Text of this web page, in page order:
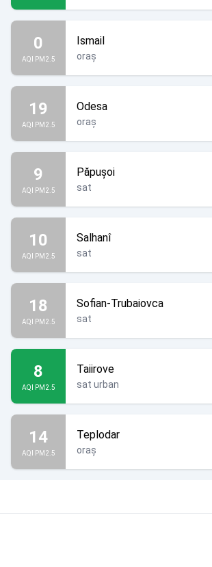
0
AQI PM2.5
Ismail
oraș
19
AQI PM2.5
Odesa
oraș
9
AQI PM2.5
Păpușoi
sat
10
AQI PM2.5
Salhanî
sat
18
AQI PM2.5
Sofian-Trubaiovca
sat
8
AQI PM2.5
Taiirove
sat urban
14
AQI PM2.5
Teplodar
oraș